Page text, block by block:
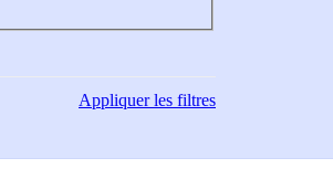
Appliquerles filtres